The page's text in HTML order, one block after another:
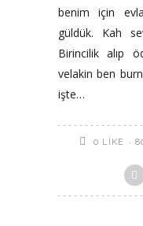
benim için
güldük. Kah
Birincilik alıp
velakin ben
işte…
0 LIKE